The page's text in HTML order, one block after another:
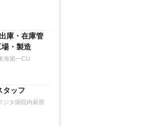
庫・在庫管
・製造
海第一CU
タッフ
ジタ病院内厨房